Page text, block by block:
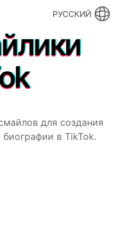
РУССКИЙ
для создания
в TikTok.